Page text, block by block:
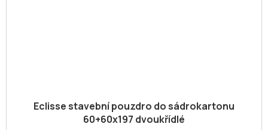
Eclisse stavební pouzdro do sádrokartonu
60+60x197 dvoukřídlé